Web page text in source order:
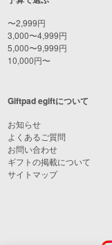
〜2,999円
3,000〜4,999円
5,000〜9,999円
10,000円〜
Giftpad egiftについて
お知らせ
よくあるご質問
お問い合わせ
ギフトの掲載について
サイトマップ